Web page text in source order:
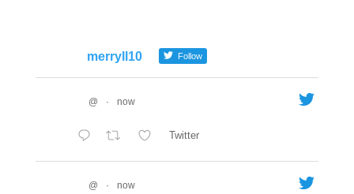
merryll10 Follow
@ · now
Twitter
@ · now